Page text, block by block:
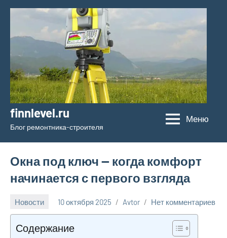
Перейти
содержимому
finnlevel.ru
Блог ремонтника-строителя
Меню
Окна под ключ — когда комфорт
начинается с первого взгляда
Новости 10 октября 2025 Avtor Нет комментариев
Содержание